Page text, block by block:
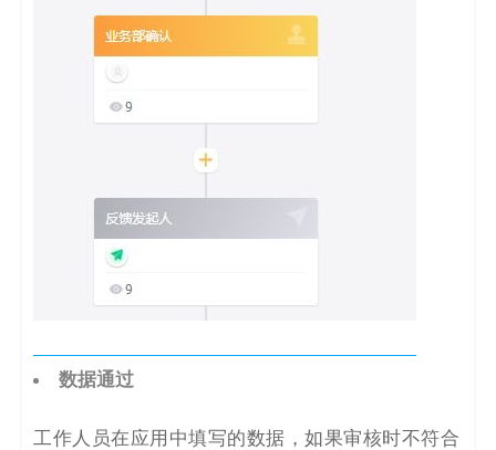
数据通过
工作人员在应用中填写的数据，如果审核时不符合